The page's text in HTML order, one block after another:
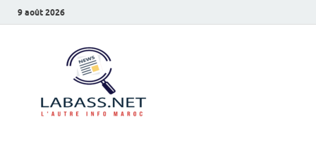
9 août 2026